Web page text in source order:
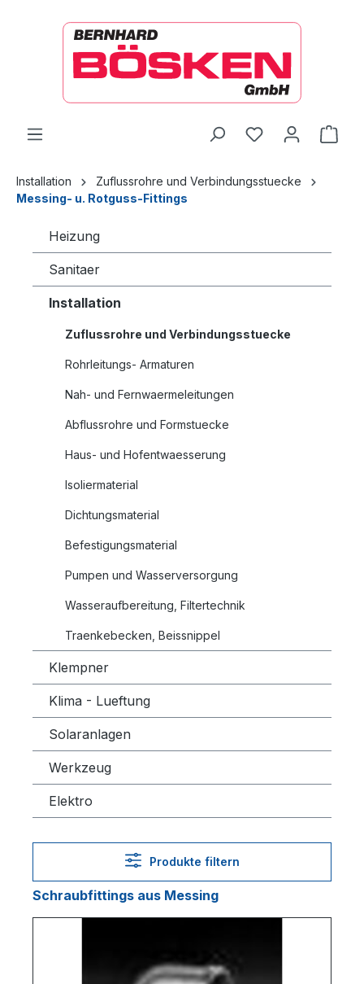
Installation
Zuflussrohre und Verbindungsstuecke
Messing- u. Rotguss-Fittings
Heizung
Sanitaer
Installation
Zuflussrohre und Verbindungsstuecke
Rohrleitungs- Armaturen
Nah- und Fernwaermeleitungen
Abflussrohre und Formstuecke
Haus- und Hofentwaesserung
Isoliermaterial
Dichtungsmaterial
Befestigungsmaterial
Pumpen und Wasserversorgung
Wasseraufbereitung, Filtertechnik
Traenkebecken, Beissnippel
Klempner
Klima - Lueftung
Solaranlagen
Werkzeug
Elektro
Produkte filtern
Schraubfittings aus Messing